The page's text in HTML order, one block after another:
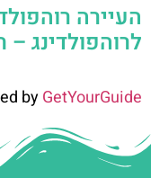
לרוהפולדינג –
byGetYourGuide